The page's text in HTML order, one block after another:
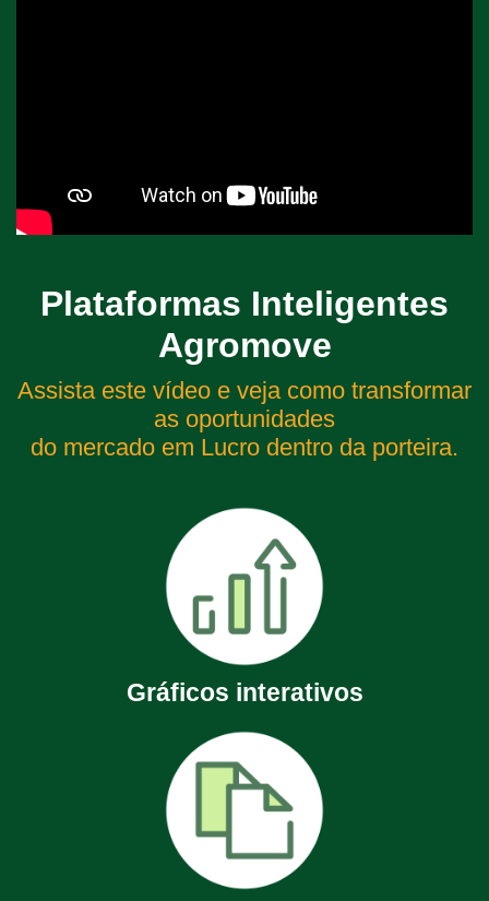
Plataformas Inteligentes
Agromove
Assista este vídeo e veja como transformar
as oportunidades
do mercado em Lucro dentro da porteira.
Gráficos interativos